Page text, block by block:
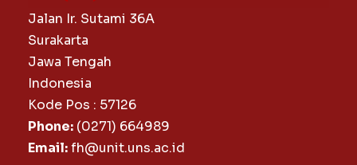
Jalan Ir. Sutami 36A
Surakarta
Jawa Tengah
Indonesia
Kode Pos : 57126
Phone: (0271) 664989
Email:fh@unit.uns.ac.id